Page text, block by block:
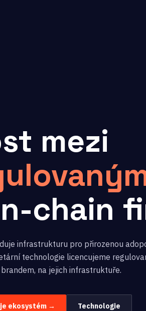
mezi
chain
infrastrukturu pro přirozenou
technologie licencujeme
na jejich infrastruktuře.
ekosystém → Technologie